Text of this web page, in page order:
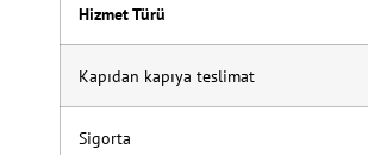
Hizmet Türü
Kapıdan kapıya teslimat
Sigorta